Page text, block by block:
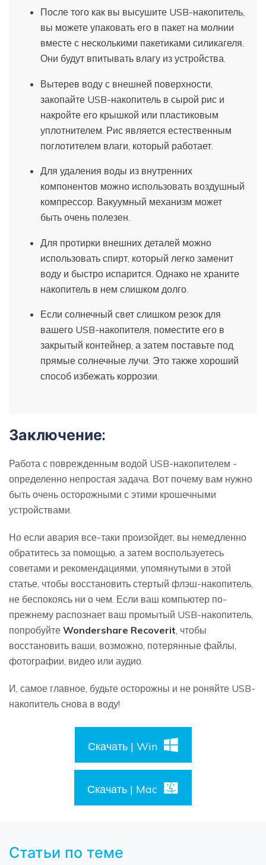
После того как вы высушите USB-накопитель,
вы можете упаковать его в пакет на молнии
вместе с несколькими пакетиками силикагеля.
Они будут впитывать влагу из устройства.
Вытерев воду с внешней поверхности,
закопайте USB-накопитель в сырой рис и
накройте его крышкой или пластиковым
уплотнителем. Рис является естественным
поглотителем влаги, который работает.
Для удаления воды из внутренних
компонентов можно использовать воздушный
компрессор. Вакуумный механизм может
быть очень полезен.
Для протирки внешних деталей можно
использовать спирт, который легко заменит
воду и быстро испарится. Однако не храните
накопитель в нем слишком долго.
Если солнечный свет слишком резок для
вашего USB-накопителя, поместите его в
закрытый контейнер, а затем поставьте под
прямые солнечные лучи. Это также хороший
способ избежать коррозии.
Заключение:
Работа с поврежденным водой USB-накопителем -
определенно непростая задача. Вот почему вам нужно
быть очень осторожными с этими крошечными
устройствами.
Но если авария все-таки произойдет, вы немедленно
обратитесь за помощью, а затем воспользуетесь
советами и рекомендациями, упомянутыми в этой
статье, чтобы восстановить стертый флэш-накопитель,
не беспокоясь ни о чем. Если ваш компьютер по-
прежнему распознает ваш промытый USB-накопитель,
попробуйте Wondershare Recoverit, чтобы
восстановить ваши, возможно, потерянные файлы,
фотографии, видео или аудио.
И, самое главное, будьте осторожны и не роняйте USB-
накопитель снова в воду!
Скачать | Win
Скачать | Mac
Статьи по теме